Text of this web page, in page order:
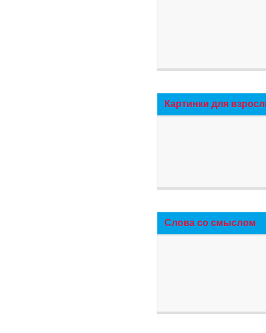
Картинки для
Слова со смыслом